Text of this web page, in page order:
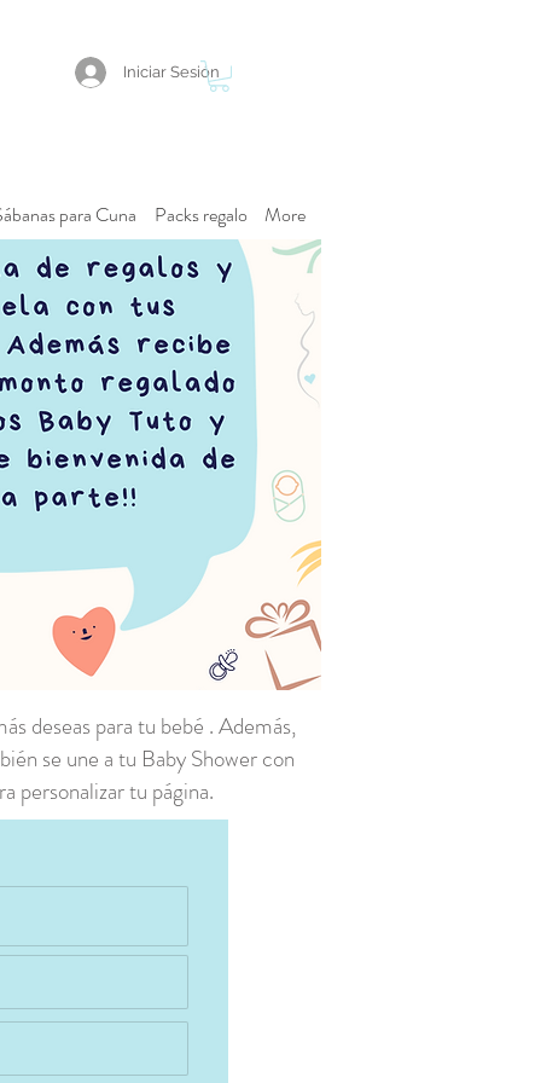
Iniciar Sesión
para Cuna Packs regalo More
deseas para tu bebé . Además,
se une a tu Baby Shower con
personalizar tu página.